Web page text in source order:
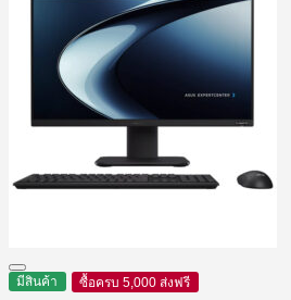
มีสินค้า ซื้อครบ 5,000 ส่งฟรี